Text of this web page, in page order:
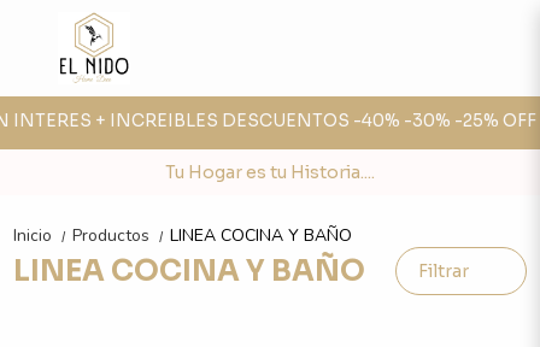
INTERES + INCREIBLES DESCUENTOS -40% -30% -25% OFF
Tu Hogar es tu Historia....
Inicio / Productos / LINEA COCINA Y BAÑO
LINEA COCINA Y BAÑO Filtrar